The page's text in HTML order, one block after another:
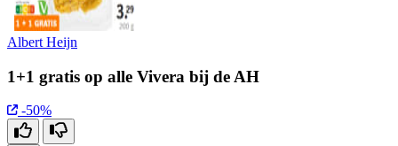
Albert Heijn
1+1 gratis op alle Vivera bij de AH
-50%